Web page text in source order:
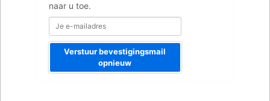
naar u toe.
Verstuur bevestigingsmail
opnieuw